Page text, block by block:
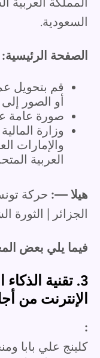
السعودية.
الصفحة الرئيسية:
قم بتحويل
أو الصور
صورة عامة
وزارة
والإمارات
العربية
هيلا —: حركة
الجزائر | الثورة
فيما يلي بعض
3. تقنية
الإنترنت من
:
كلينج علي بابا